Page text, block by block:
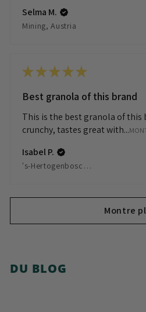
Selma M.
Mining, Austria
★★★★★
Best granola of this brand
This is the best granola of this
crunchy, tastes great with...
Isabel P.
's-Hertogenbosch, Netherlands
Montre
DU BLOG